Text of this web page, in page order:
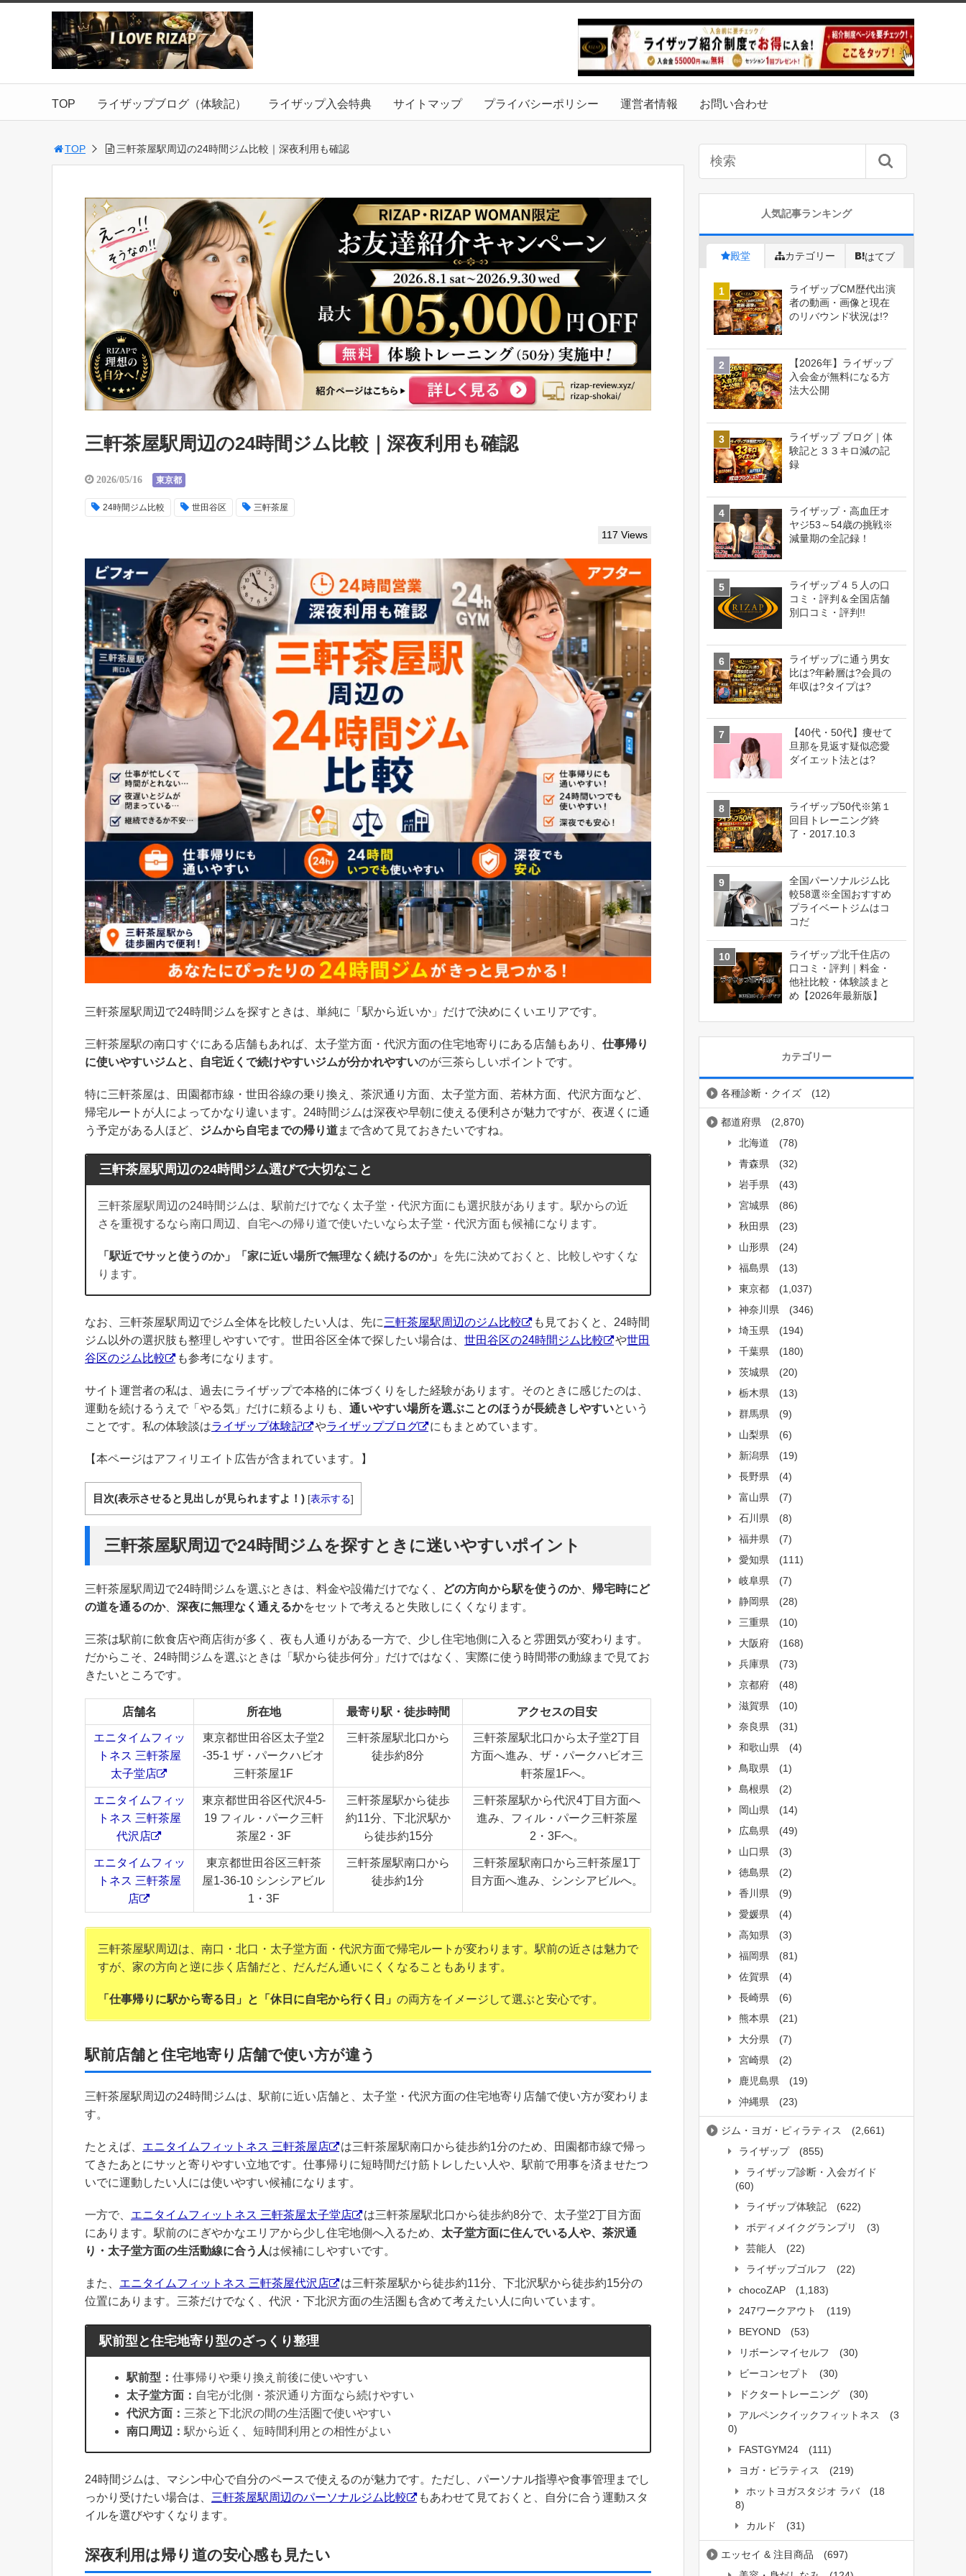
TOP ライザップブログ（体験記） ライザップ入会特典 サイトマップ プライバシーポリシー 運営者情報 お問い合わせ
TOP 三軒茶屋駅周辺の24時間ジム比較｜深夜利用も確認
三軒茶屋駅周辺の24時間ジム比較｜深夜利用も確認
2026/05/16 東京都
24時間ジム比較 世田谷区 三軒茶屋
117 Views
三軒茶屋駅周辺で24時間ジムを探すときは、単純に「駅から近いか」だけで決めにくいエリアです。
三軒茶屋駅の南口すぐにある店舗もあれば、太子堂方面・代沢方面の住宅地寄りにある店舗もあり、 仕事帰り
に使いやすいジムと、自宅近くで続けやすいジムが分かれやすいのが三茶らしいポイントです。
特に三軒茶屋は、田園都市線・世田谷線の乗り換え、茶沢通り方面、太子堂方面、若林方面、代沢方面など、
帰宅ルートが人によってかなり違います。24時間ジムは深夜や早朝に使える便利さが魅力ですが、夜遅くに通
う予定がある人ほど、 ジムから自宅までの帰り道まで含めて見ておきたいですね。
三軒茶屋駅周辺の24時間ジム選びで大切なこと
三軒茶屋駅周辺の24時間ジムは、駅前だけでなく太子堂・代沢方面にも選択肢があります。駅からの近
さを重視するなら南口周辺、自宅への帰り道で使いたいなら太子堂・代沢方面も候補になります。
「駅近でサッと使うのか」「家に近い場所で無理なく続けるのか」
を先に決めておくと、比較しやすくな
ります。
なお、三軒茶屋駅周辺でジム全体を比較したい人は、先に三軒茶屋駅周辺のジム比較
も見ておくと、24時間
ジム以外の選択肢も整理しやすいです。世田谷区全体で探したい場合は、 世田谷区の24時間ジム比較 や世田
谷区のジム比較
も参考になります。
サイト運営者の私は、過去にライザップで本格的に体づくりをした経験があります。そのときに感じたのは、
運動を続けるうえで「やる気」だけに頼るよりも、 通いやすい場所を選ぶことのほうが長続きしやすいという
ことです。私の体験談はライザップ体験記 やライザップブログ にもまとめています。
【本ページはアフィリエイト広告が含まれています。】
目次(表示させると見出しが見られますよ！) [表示する]
三軒茶屋駅周辺で24時間ジムを探すときに迷いやすいポイント
三軒茶屋駅周辺で24時間ジムを選ぶときは、料金や設備だけでなく、 どの方向から駅を使うのか、 帰宅時にど
の道を通るのか、 深夜に無理なく通えるかをセットで考えると失敗しにくくなります。
三茶は駅前に飲食店や商店街が多く、夜も人通りがある一方で、少し住宅地側に入ると雰囲気が変わります。
だからこそ、24時間ジムを選ぶときは「駅から徒歩何分」だけではなく、実際に使う時間帯の動線まで見てお
きたいところです。
店舗名 所在地 最寄り駅・徒歩時間 アクセスの目安
エニタイムフィッ
トネス 三軒茶屋
太子堂店
東京都世田谷区太子堂2
-35-1 ザ・パークハビオ
三軒茶屋1F
三軒茶屋駅北口から
徒歩約8分
三軒茶屋駅北口から太子堂2丁目
方面へ進み、ザ・パークハビオ三
軒茶屋1Fへ。
エニタイムフィッ
トネス 三軒茶屋
代沢店
東京都世田谷区代沢4-5-
19 フィル・パーク三軒
茶屋2・3F
三軒茶屋駅から徒歩
約11分、下北沢駅か
ら徒歩約15分
三軒茶屋駅から代沢4丁目方面へ
進み、フィル・パーク三軒茶屋
2・3Fへ。
エニタイムフィッ
トネス 三軒茶屋
店
東京都世田谷区三軒茶
屋1-36-10 シンシアビル
1・3F
三軒茶屋駅南口から
徒歩約1分
三軒茶屋駅南口から三軒茶屋1丁
目方面へ進み、シンシアビルへ。
三軒茶屋駅周辺は、南口・北口・太子堂方面・代沢方面で帰宅ルートが変わります。駅前の近さは魅力で
すが、家の方向と逆に歩く店舗だと、だんだん通いにくくなることもあります。
「仕事帰りに駅から寄る日」と「休日に自宅から行く日」 の両方をイメージして選ぶと安心です。
駅前店舗と住宅地寄り店舗で使い方が違う
三軒茶屋駅周辺の24時間ジムは、駅前に近い店舗と、太子堂・代沢方面の住宅地寄り店舗で使い方が変わりま
す。
たとえば、 エニタイムフィットネス 三軒茶屋店
は三軒茶屋駅南口から徒歩約1分のため、田園都市線で帰っ
てきたあとにサッと寄りやすい立地です。仕事帰りに短時間だけ筋トレしたい人や、駅前で用事を済ませたつ
いでに運動したい人には使いやすい候補になります。
一方で、 エニタイムフィットネス 三軒茶屋太子堂店
は三軒茶屋駅北口から徒歩約8分で、太子堂2丁目方面
にあります。駅前のにぎやかなエリアから少し住宅地側へ入るため、 太子堂方面に住んでいる人や、茶沢通
り・太子堂方面の生活動線に合う人は候補にしやすいです。
また、 エニタイムフィットネス 三軒茶屋代沢店
は三軒茶屋駅から徒歩約11分、下北沢駅から徒歩約15分の
位置にあります。三茶だけでなく、代沢・下北沢方面の生活圏も含めて考えたい人に向いています。
駅前型と住宅地寄り型のざっくり整理
駅前型： 仕事帰りや乗り換え前後に使いやすい
太子堂方面： 自宅が北側・茶沢通り方面なら続けやすい
代沢方面： 三茶と下北沢の間の生活圏で使いやすい
南口周辺： 駅から近く、短時間利用との相性がよい
24時間ジムは、マシン中心で自分のペースで使えるのが魅力です。ただし、パーソナル指導や食事管理までし
っかり受けたい場合は、 三軒茶屋駅周辺のパーソナルジム比較
もあわせて見ておくと、自分に合う運動スタ
イルを選びやすくなります。
深夜利用は帰り道の安心感も見たい
人気記事ランキング
殿堂 カテゴリー はてブ
ライザップCM歴代出演
者の動画・画像と現在
のリバウンド状況は!?
【2026年】ライザップ
入会金が無料になる方
法大公開
ライザップ ブログ｜体
験記と３３キロ減の記
録
ライザップ・高血圧オ
ヤジ53～54歳の挑戦※
減量期の全記録！
ライザップ４５人の口
コミ・評判＆全国店舗
別口コミ・評判!!
ライザップに通う男女
比は?年齢層は?会員の
年収は?タイプは?
【40代・50代】痩せて
旦那を見返す疑似恋愛
ダイエット法とは?
ライザップ50代※第１
回目トレーニング終
了・2017.10.3
全国パーソナルジム比
較58選※全国おすすめ
プライベートジムはコ
コだ
ライザップ北千住店の
口コミ・評判｜料金・
他社比較・体験談まと
め【2026年最新版】
カテゴリー
各種診断・クイズ (12)
都道府県
(2,870)
北海道
(78)
青森県
(32)
岩手県
(43)
宮城県
(86)
秋田県
(23)
山形県
(24)
福島県
(13)
東京都
(1,037)
神奈川県
(346)
埼玉県
(194)
千葉県
(180)
茨城県
(20)
栃木県
(13)
群馬県
(9)
山梨県
(6)
新潟県
(19)
長野県
(4)
富山県
(7)
石川県
(8)
福井県
(7)
愛知県
(111)
岐阜県
(7)
静岡県
(28)
三重県
(10)
大阪府
(168)
兵庫県
(73)
京都府
(48)
滋賀県
(10)
奈良県
(31)
和歌山県
(4)
鳥取県
(1)
島根県
(2)
岡山県
(14)
広島県
(49)
山口県
(3)
徳島県
(2)
香川県
(9)
愛媛県
(4)
高知県
(3)
福岡県
(81)
佐賀県
(4)
長崎県
(6)
熊本県
(21)
大分県
(7)
宮崎県
(2)
鹿児島県
(19)
沖縄県
(23)
ジム・ヨガ・ピィラティス
(2,661)
ライザップ
(855)
ライザップ診断・入会ガイド
(60)
ライザップ体験記
(622)
ボディメイクグランプリ
(3)
芸能人
(22)
ライザップゴルフ
(22)
chocoZAP
(1,183)
247ワークアウト
(119)
BEYOND
(53)
リボーンマイセルフ
(30)
ビーコンセプト
(30)
ドクタートレーニング
(30)
アルペンクイックフィットネス
(3
0)
FASTGYM24
(111)
ヨガ・ピラティス
(219)
ホットヨガスタジオ ラバ
(18
8)
カルド
(31)
エッセイ & 注目商品
(697)